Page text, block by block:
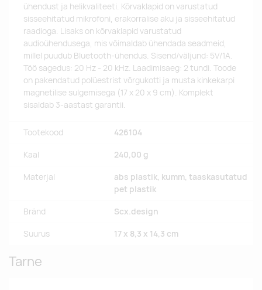
ühendust ja helikvaliteeti. Kõrvaklapid on varustatud
sisseehitatud mikrofoni, erakorralise aku ja sisseehitatud
raadioga. Lisaks on kõrvaklapid varustatud
audioühendusega, mis võimaldab ühendada seadmeid,
millel puudub Bluetooth-ühendus. Sisend/väljund: 5V/1A.
Töö sagedus: 20 Hz - 20 kHz. Laadimisaeg: 2 tundi. Toode
on pakendatud polüestrist võrgukotti ja musta kinkekarpi
magnetilise sulgemisega (17 x 20 x 9 cm). Komplekt
sisaldab 3-aastast garantii.
Tootekood 426104
Kaal 240,00 g
Materjal
abs plastik, kumm, taaskasutatud
pet plastik
Bränd Scx.design
Suurus 17 x 8,3 x 14,3 cm
Tarne